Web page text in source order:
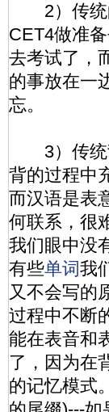
2）传统
CET4做准
去考试了，
的事放在一
忘。
3）传统
背的过程中
而汉语是表
何联系，很
我们眼中没
有些单词我
又不会写的
过程中不断
能在表音和
了，因为在
的记忆模式